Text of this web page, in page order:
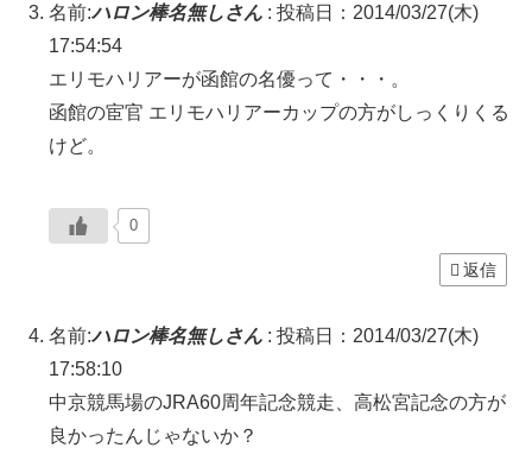
名前:ハロン棒名無しさん : 投稿日：2014/03/27(木)
17:54:54
エリモハリアーが函館の名優って・・・。
函館の宦官 エリモハリアーカップの方がしっくりくる
けど。
0
返信
名前:ハロン棒名無しさん : 投稿日：2014/03/27(木)
17:58:10
中京競馬場のJRA60周年記念競走、高松宮記念の方が
良かったんじゃないか？